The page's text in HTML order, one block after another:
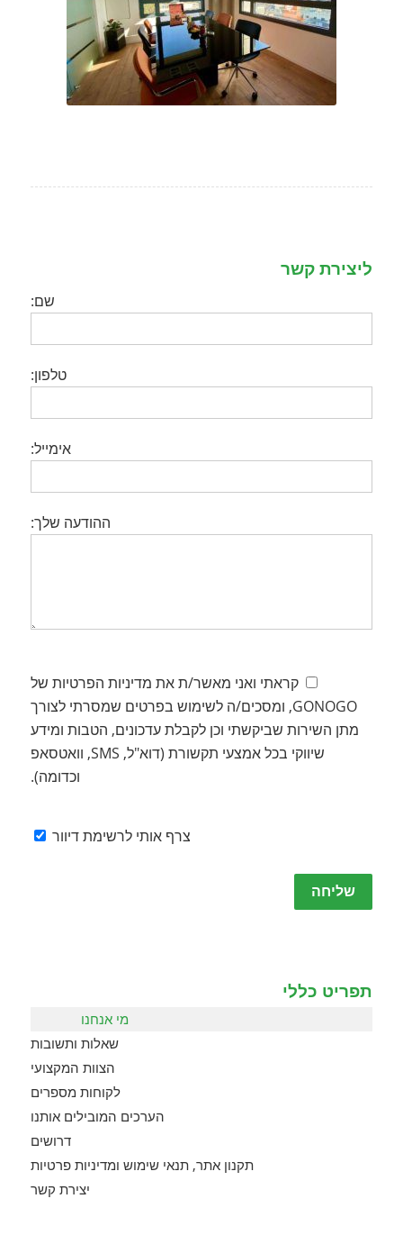
ליצירת קשר
שם:
טלפון:
אימייל:
ההודעה שלך:
קראתי ואני מאשר/ת את מדיניות הפרטיות של
GONOGO, ומסכים/ה לשימוש בפרטים שמסרתי לצורך
מתן השירות שביקשתי וכן לקבלת עדכונים, הטבות ומידע
שיווקי בכל אמצעי תקשורת (דוא"ל, SMS, וואטסאפ
וכדומה).
צרף אותי לרשימת דיוור
Please
leave
תפריט כללי
מי אנחנו
שאלות ותשובות
הצוות המקצועי
לקוחות מספרים
הערכים המובילים אותנו
דרושים
תקנון אתר, תנאי שימוש ומדיניות פרטיות
יצירת קשר